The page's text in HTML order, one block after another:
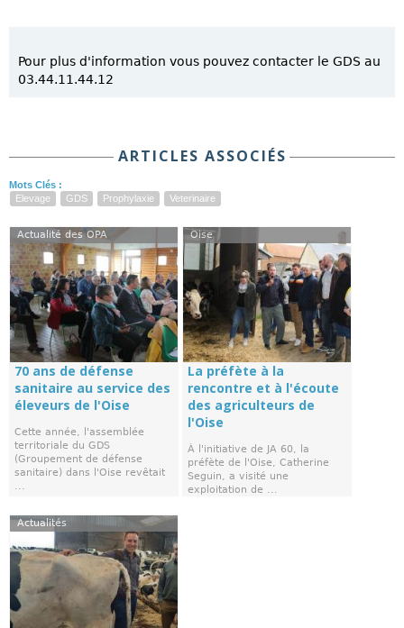
Pour plus d'information vous pouvez contacter le GDS au
03.44.11.44.12
ARTICLES ASSOCIÉS
Mots Clés :
Elevage
GDS Prophylaxie Veterinaire
Actualité des OPA
70 ans de défense
sanitaire au service des
éleveurs de l'Oise
Cette année, l'assemblée
territoriale du GDS
(Groupement de défense
sanitaire) dans l'Oise revêtait
...
Oise
La préfète à la
rencontre et à l'écoute
des agriculteurs de
l'Oise
À l'initiative de JA 60, la
préfète de l'Oise, Catherine
Seguin, a visité une
exploitation de ...
Actualités